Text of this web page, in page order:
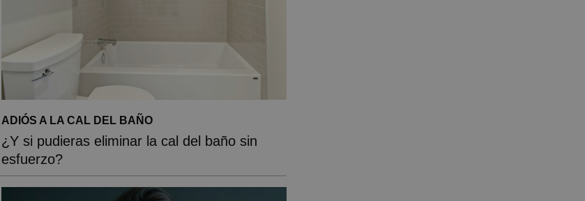
ADIÓS A LA CAL DEL BAÑO
¿Y si pudieras eliminar la cal del baño sin
esfuerzo?